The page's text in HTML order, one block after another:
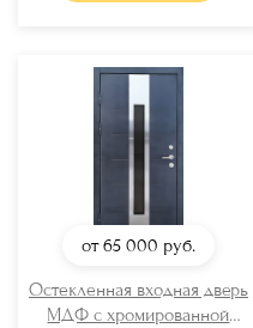
от 65 000 руб.
Остекленная входная дверь
МДФ с хромированной